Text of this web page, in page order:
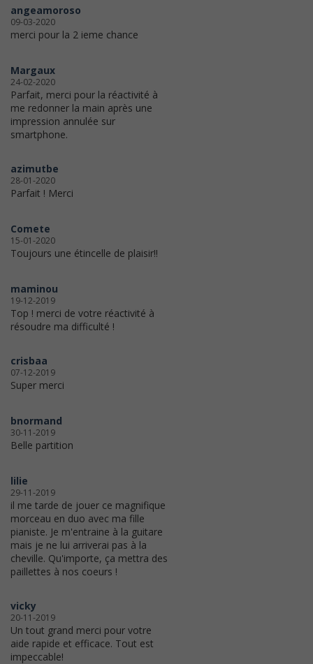
angeamoroso
09-03-2020
merci pour la 2 ieme chance
Margaux
24-02-2020
Parfait, merci pour la réactivité à
me redonner la main après une
impression annulée sur
smartphone.
azimutbe
28-01-2020
Parfait ! Merci
Comete
15-01-2020
Toujours une étincelle de plaisir!!
maminou
19-12-2019
Top ! merci de votre réactivité à
résoudre ma difficulté !
crisbaa
07-12-2019
Super merci
bnormand
30-11-2019
Belle partition
lilie
29-11-2019
il me tarde de jouer ce magnifique
morceau en duo avec ma fille
pianiste. Je m'entraine à la guitare
mais je ne lui arriverai pas à la
cheville. Qu'importe, ça mettra des
paillettes à nos coeurs !
vicky
20-11-2019
Un tout grand merci pour votre
aide rapide et efficace. Tout est
impeccable!